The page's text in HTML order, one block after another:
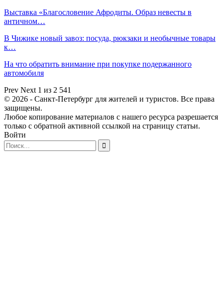
Выставка «Благословение Афродиты. Образ невесты в
античном…
В Чижике новый завоз: посуда, рюкзаки и необычные товары
к…
На что обратить внимание при покупке подержанного
автомобиля
Prev Next 1 из 2 541
© 2026 - Санкт-Петербург для жителей и туристов. Все права
защищены.
Любое копирование материалов с нашего ресурса разрешается
только с обратной активной ссылкой на страницу статьи.
Войти